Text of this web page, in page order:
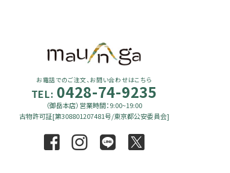
お電話でのご注文、お問い合わせはこちら
TEL: 0428-74-9235
（御岳本店）営業時間：9:00~19:00
古物許可証[第308801207481号/東京都公安委員会]